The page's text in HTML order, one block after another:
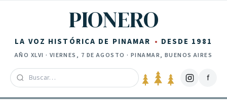
PIONERO
LA VOZ HISTÓRICA DE PINAMAR DESDE 1981
AÑO XLVI · VIERNES, 7 DE AGOSTO · PINAMAR, BUENOS AIRES
f